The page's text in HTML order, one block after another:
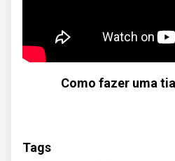
Como fazer uma
Tags